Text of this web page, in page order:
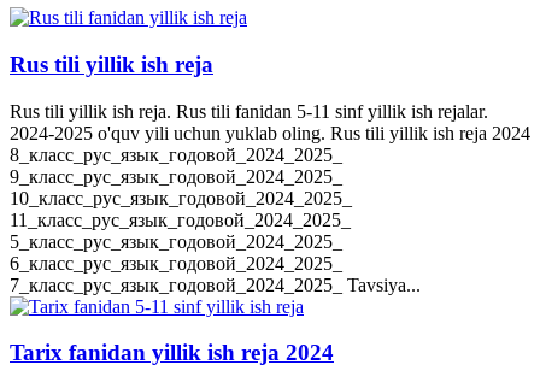
Rus tili yillik ish reja
Rus tili yillik ish reja. Rus tili fanidan 5-11 sinf yillik ish rejalar.
2024-2025 o'quv yili uchun yuklab oling. Rus tili yillik ish reja 2024
8_класс_рус_язык_годовой_2024_2025_
9_класс_рус_язык_годовой_2024_2025_
10_класс_рус_язык_годовой_2024_2025_
11_класс_рус_язык_годовой_2024_2025_
5_класс_рус_язык_годовой_2024_2025_
6_класс_рус_язык_годовой_2024_2025_
7_класс_рус_язык_годовой_2024_2025_ Tavsiya...
Tarix fanidan yillik ish reja 2024